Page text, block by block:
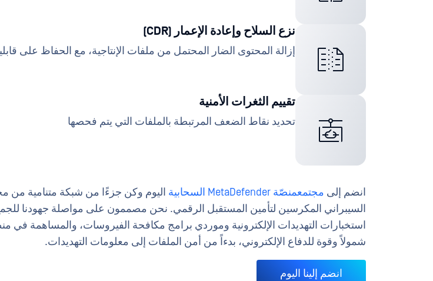
نزع السلاح وإعادة الإعمار (CDR)
إزالة المحتوى الضار المحتمل من ملفات الإنتاجية، مع الحفاظ على
تقييم الثغرات الأمنية
تحديد نقاط الضعف المرتبطة بالملفات التي يتم فحصها
انضم إلى مجتمعمنصّة MetaDefender السحابية
اليوم وكن جزءًا من شبكة متنامية من
السيبراني المكرسين لتأمين المستقبل الرقمي. نحن مصممون على مواصلة جهودنا
استخبارات التهديدات الإلكترونية وموردي برامج مكافحة الفيروسات، والمساهمة في
شمولاً وقوة للدفاع الإلكتروني، بدءاً من أمن الملفات إلى معلومات التهديدات.
انضم إلينا اليوم